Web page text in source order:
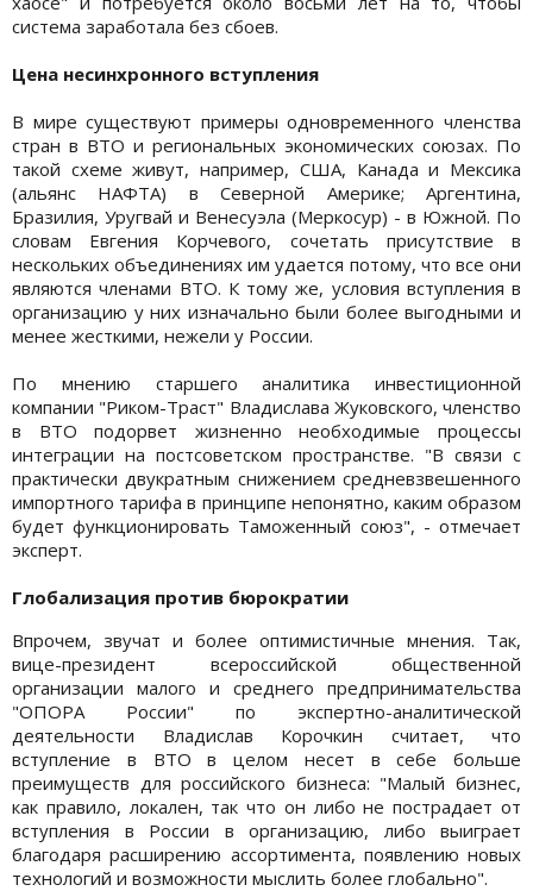
система заработала без сбоев.
Цена несинхронного вступления
В мире существуют примеры одновременного членства
стран в ВТО и региональных экономических союзах. По
такой схеме живут, например, США, Канада и Мексика
(альянс НАФТА) в Северной Америке; Аргентина,
Бразилия, Уругвай и Венесуэла (Меркосур) - в Южной. По
словам Евгения Корчевого, сочетать присутствие в
нескольких объединениях им удается потому, что все они
являются членами ВТО. К тому же, условия вступления в
организацию у них изначально были более выгодными и
менее жесткими, нежели у России.
По мнению старшего аналитика инвестиционной
компании "Риком-Траст" Владислава Жуковского, членство
в ВТО подорвет жизненно необходимые процессы
интеграции на постсоветском пространстве. "В связи с
практически двукратным снижением средневзвешенного
импортного тарифа в принципе непонятно, каким образом
будет функционировать Таможенный союз", - отмечает
эксперт.
Глобализация против бюрократии
Впрочем, звучат и более оптимистичные мнения. Так,
вице-президент всероссийской общественной
организации малого и среднего предпринимательства
"ОПОРА России" по экспертно-аналитической
деятельности Владислав Корочкин считает, что
вступление в ВТО в целом несет в себе больше
преимуществ для российского бизнеса: "Малый бизнес,
как правило, локален, так что он либо не пострадает от
вступления в России в организацию, либо выиграет
благодаря расширению ассортимента, появлению новых
технологий и возможности мыслить более глобально".